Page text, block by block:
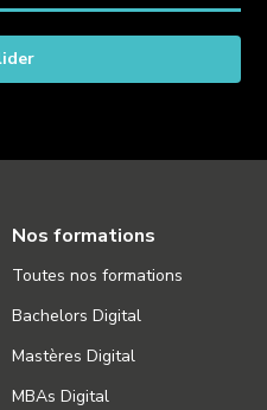
Nos formations
Toutes nos formations
Bachelors Digital
Mastères Digital
MBAs Digital